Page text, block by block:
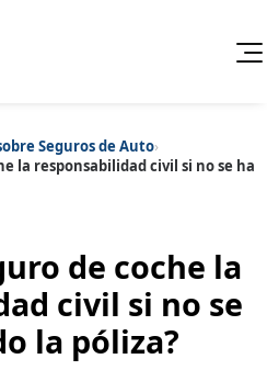
Cancelar
Contenido extra
Seguros de Auto›
la responsabilidad civil si no se ha
de coche la
civil si no se
la póliza?